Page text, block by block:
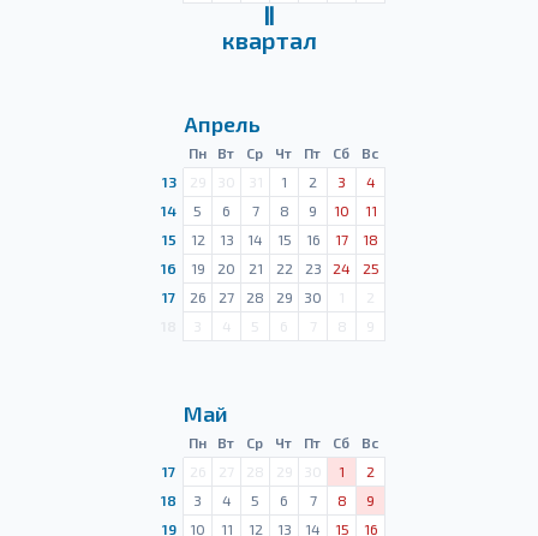
Ⅱ
квартал
Апрель
Пн Вт Ср Чт Пт Сб
Вс
13
29 30 31 1 2 3
4
14
5 6 7 8 9 10
11
15
12 13 14 15 16 17
18
16
19 20 21 22 23 24
25
17
26 27 28 29 30 1
2
3 4 5 6 7 8 9
Май
Пн Вт Ср Чт Пт Сб
Вс
17
26 27 28 29 30 1
2
18
3 4 5 6 7 8
9
19
10 11 12 13 14 15
16